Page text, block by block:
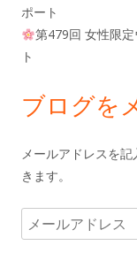
ポート
第479回 女性限
ト
ブログを
メールアドレスを
きます。
メ
ー